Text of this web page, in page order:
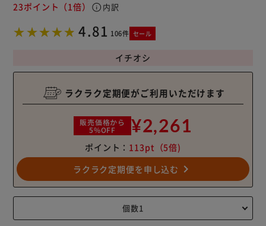
23ポイント （1倍） info 内訳
4.81 106件 セール
イチオシ
ラクラク定期便がご利用いただけます
販売価格から
5%OFF ¥2,261
ポイント： 113pt （5倍)
ラクラク定期便を申し込む navigate_next